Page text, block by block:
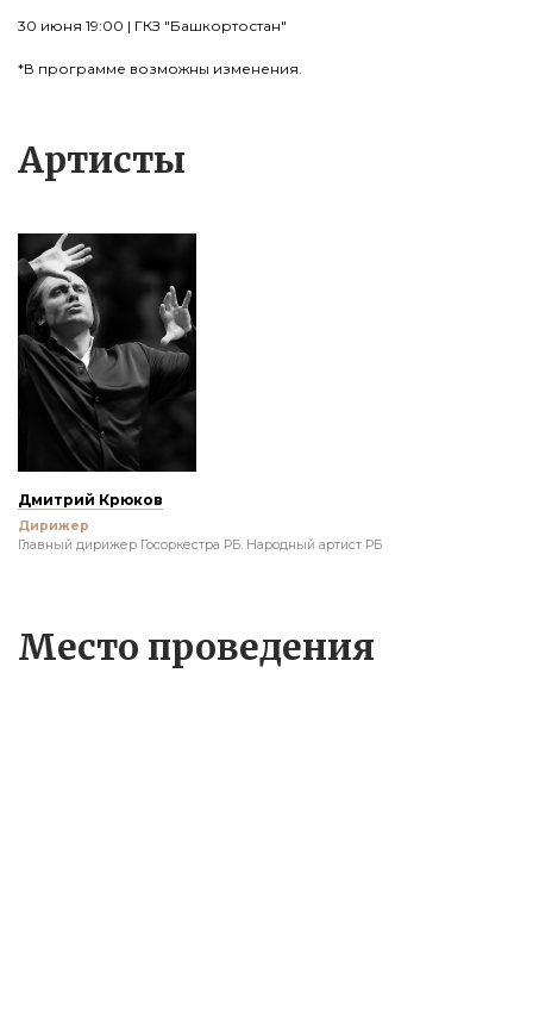
30 июня 19:00 | ГКЗ "Башкортостан"
*В программе возможны изменения.
Артисты
Дмитрий Крюков
Дирижер
Главный дирижер Госоркестра РБ. Народный артист РБ
Место проведения